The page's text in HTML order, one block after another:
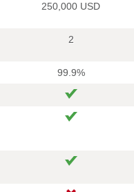
250,000 USD
2
99.9%